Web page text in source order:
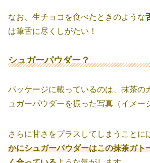
なお、生チョコを食べたときのような
は筆舌に尽くしがたい！
シュガーパウダー？
パッケージに載っているのは、抹茶の
ュガーパウダーを振った写真（イメー
さらに甘さをプラスしてしまうことに
かにシュガーパウダーはこの抹茶ガト